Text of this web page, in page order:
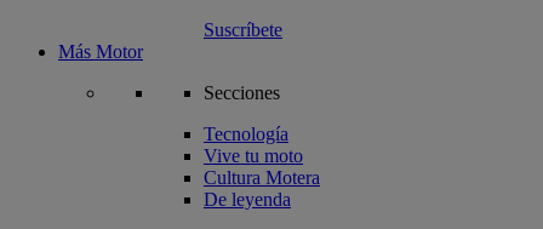
Suscríbete
Más Motor
Secciones
Tecnología
Vive tu moto
Cultura Motera
De leyenda